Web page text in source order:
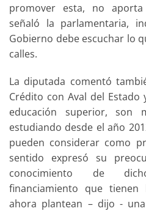
promover esta, no
señaló la parlamentaria,
Gobierno debe escuchar lo
calles.
La diputada comentó
Crédito con Aval del
educación superior, son
estudiando desde el año
pueden considerar como
sentido expresó su
conocimiento de
financiamiento que tienen
ahora plantean – dijo -